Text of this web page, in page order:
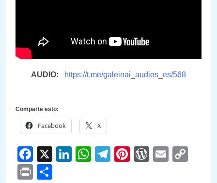
AUDIO: https://t.me/galeinai_audios_es/568
Comparte esto:
Facebook X
Facebook
X LinkedIn
WhatsApp
Telegram
Pinterest
Email
Print